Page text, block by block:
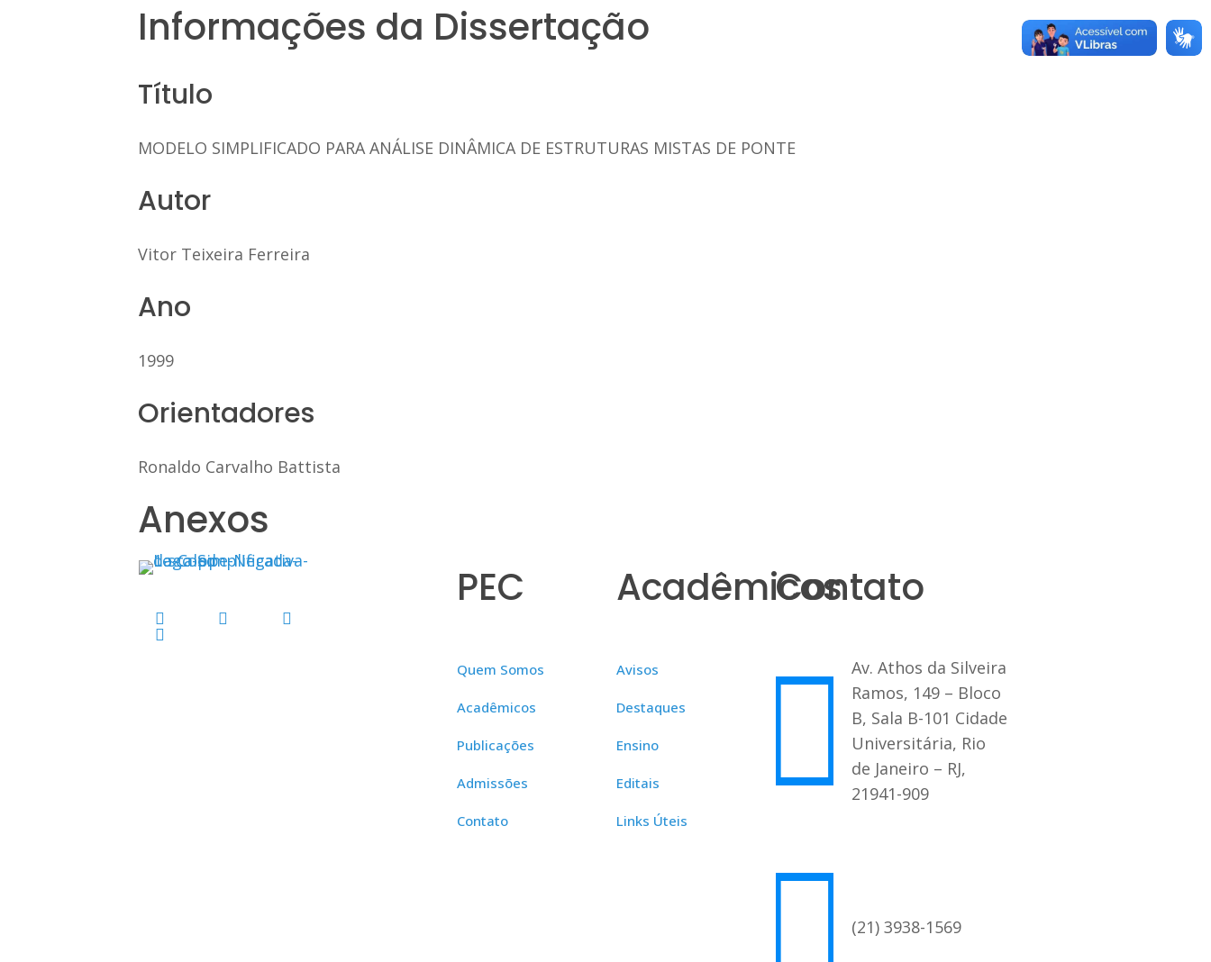
Informações da Dissertação
Título
MODELO SIMPLIFICADO PARA ANÁLISE DINÂMICA DE ESTRUTURAS MISTAS DE PONTE
Autor
Vitor Teixeira Ferreira
Ano
1999
Orientadores
Ronaldo Carvalho Battista
Anexos
PEC
Quem Somos
Acadêmicos
Publicações
Admissões
Contato
Acadêmicos
Avisos
Destaques
Ensino
Editais
Links Úteis
Contato
Av. Athos da Silveira
Ramos, 149 – Bloco
B, Sala B-101 Cidade
Universitária, Rio
de Janeiro – RJ,
21941-909
(21) 3938-1569